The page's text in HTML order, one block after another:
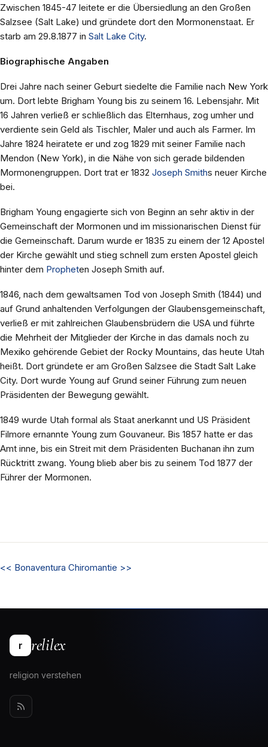
Zwischen 1845-47 leitete er die Übersiedlung an den Großen
Salzsee (Salt Lake) und gründete dort den Mormonenstaat. Er
starb am 29.8.1877 in Salt Lake City.
Biographische Angaben
Drei Jahre nach seiner Geburt siedelte die Familie nach New York
um. Dort lebte Brigham Young bis zu seinem 16. Lebensjahr. Mit
16 Jahren verließ er schließlich das Elternhaus, zog umher und
verdiente sein Geld als Tischler, Maler und auch als Farmer. Im
Jahre 1824 heiratete er und zog 1829 mit seiner Familie nach
Mendon (New York), in die Nähe von sich gerade bildenden
Mormonengruppen. Dort trat er 1832 Joseph Smiths neuer Kirche
bei.
Brigham Young engagierte sich von Beginn an sehr aktiv in der
Gemeinschaft der Mormonen und im missionarischen Dienst für
die Gemeinschaft. Darum wurde er 1835 zu einem der 12 Apostel
der Kirche gewählt und stieg schnell zum ersten Apostel gleich
hinter dem Propheten Joseph Smith auf.
1846, nach dem gewaltsamen Tod von Joseph Smith (1844) und
auf Grund anhaltenden Verfolgungen der Glaubensgemeinschaft,
verließ er mit zahlreichen Glaubensbrüdern die USA und führte
die Mehrheit der Mitglieder der Kirche in das damals noch zu
Mexiko gehörende Gebiet der Rocky Mountains, das heute Utah
heißt. Dort gründete er am Großen Salzsee die Stadt Salt Lake
City. Dort wurde Young auf Grund seiner Führung zum neuen
Präsidenten der Bewegung gewählt.
1849 wurde Utah formal als Staat anerkannt und US Präsident
Filmore ernannte Young zum Gouvaneur. Bis 1857 hatte er das
Amt inne, bis ein Streit mit dem Präsidenten Buchanan ihn zum
Rücktritt zwang. Young blieb aber bis zu seinem Tod 1877 der
Führer der Mormonen.
<< Bonaventura Chiromantie >>
r relilex
religion verstehen